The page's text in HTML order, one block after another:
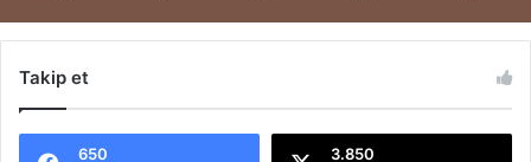
Takip et
650 3.850